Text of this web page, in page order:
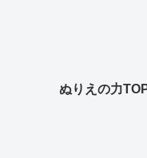
ぬりえの力